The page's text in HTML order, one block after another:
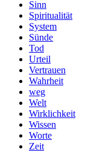
Sinn
Spiritualität
System
Sünde
Tod
Urteil
Vertrauen
Wahrheit
weg
Welt
Wirklichkeit
Wissen
Worte
Zeit